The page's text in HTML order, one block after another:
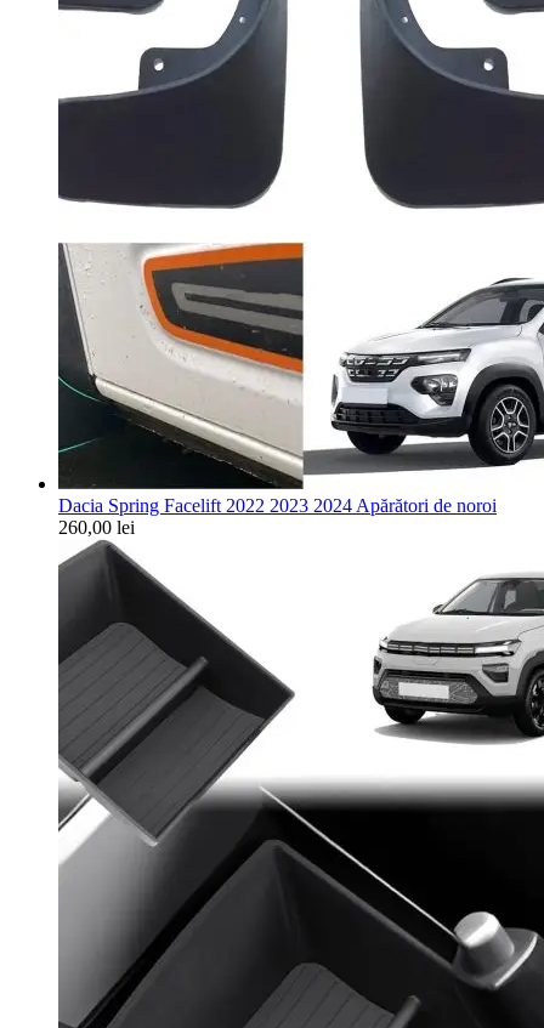
Dacia Spring Facelift 2022 2023 2024 Apărători de noroi
260,00 lei